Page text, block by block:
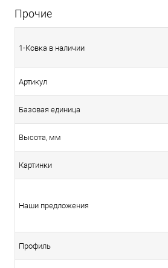
Прочие
1-Ковка в наличии
Артикул
Базовая единица
Высота, мм
Картинки
Наши предложения
Профиль